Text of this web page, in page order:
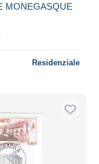
MONEGASQUE
Residenziale